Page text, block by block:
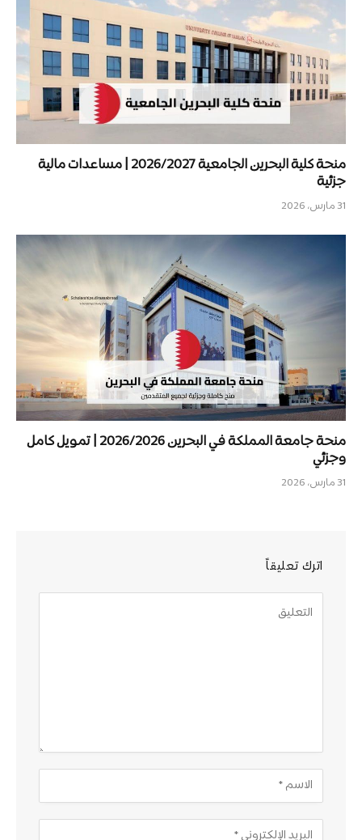
منحة كلية البحرين الجامعية 2026/2027 | مساعدات مالية
جزئية
31 مارس، 2026
منحة جامعة المملكة في البحرين 2026/2026 | تمويل كامل
وجزئي
31 مارس، 2026
اترك تعليقاً